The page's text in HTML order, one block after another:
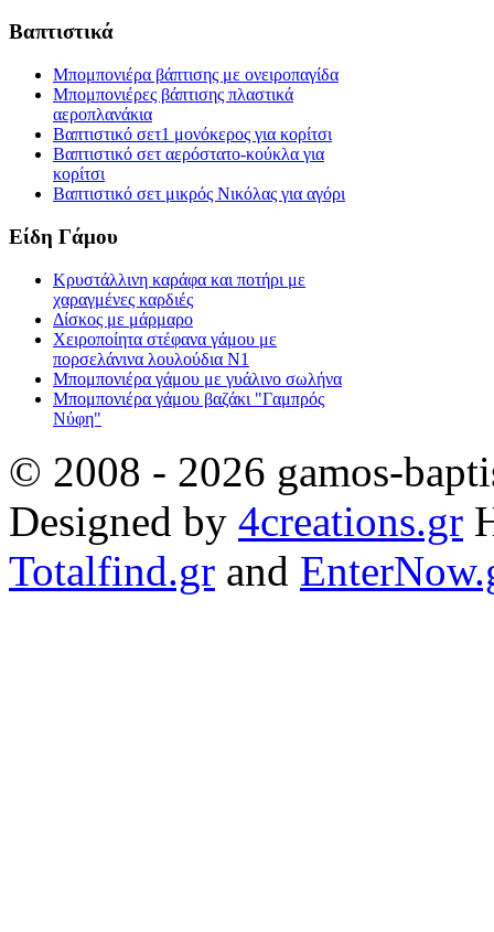
Βαπτιστικά
Μπομπονιέρα βάπτισης με ονειροπαγίδα
Μπομπονιέρες βάπτισης πλαστικά
αεροπλανάκια
Βαπτιστικό σετ1 μονόκερος για κορίτσι
Βαπτιστικό σετ αερόστατο-κούκλα για
κορίτσι
Βαπτιστικό σετ μικρός Νικόλας για αγόρι
Είδη Γάμου
Κρυστάλλινη καράφα και ποτήρι με
χαραγμένες καρδιές
Δίσκος με μάρμαρο
Χειροποίητα στέφανα γάμου με
πορσελάνινα λουλούδια Ν1
Μπομπονιέρα γάμου με γυάλινο σωλήνα
Μπομπονιέρα γάμου βαζάκι "Γαμπρός
Νύφη"
© 2008 - 2026 gamos-
Designed by 4creations.gr
Totalfind.gr and